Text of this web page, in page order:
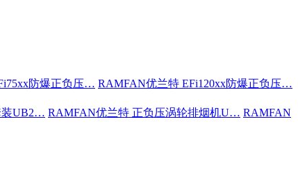
防爆正负压… RAMFAN优兰特 EFi120xx防爆正负压…
装UB2… RAMFAN优兰特 正负压涡轮排烟机U… RAMFAN